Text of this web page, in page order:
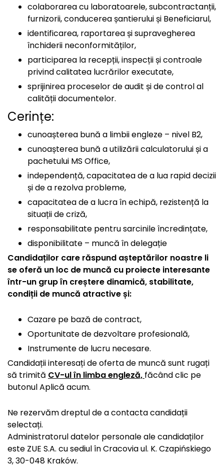
colaborarea cu laboratoarele, subcontractanții,
furnizorii, conducerea șantierului și Beneficiarul,
identificarea, raportarea și supravegherea
închiderii neconformităților,
participarea la recepții, inspecții și controale
privind calitatea lucrărilor executate,
sprijinirea proceselor de audit și de control al
calității documentelor.
Cerințe:
cunoașterea bună a limbii engleze – nivel B2,
cunoașterea bună a utilizării calculatorului și a
pachetului MS Office,
independență, capacitatea de a lua rapid decizii
și de a rezolva probleme,
capacitatea de a lucra în echipă, rezistență la
situații de criză,
responsabilitate pentru sarcinile încredințate,
disponibilitate – muncă în delegație
Candidaților care răspund așteptărilor noastre li
se oferă un loc de muncă cu proiecte interesante
într-un grup în creștere dinamică, stabilitate,
condiții de muncă atractive și:
Cazare pe bază de contract,
Oportunitate de dezvoltare profesională,
Instrumente de lucru necesare.
Candidații interesați de oferta de muncă sunt rugați
să trimită CV-ul în limba engleză, făcând clic pe
butonul Aplică acum.
Ne rezervăm dreptul de a contacta candidații
selectați.
Administratorul datelor personale ale candidaților
este ZUE S.A. cu sediul în Cracovia ul. K. Czapińskiego
3, 30-048 Kraków.